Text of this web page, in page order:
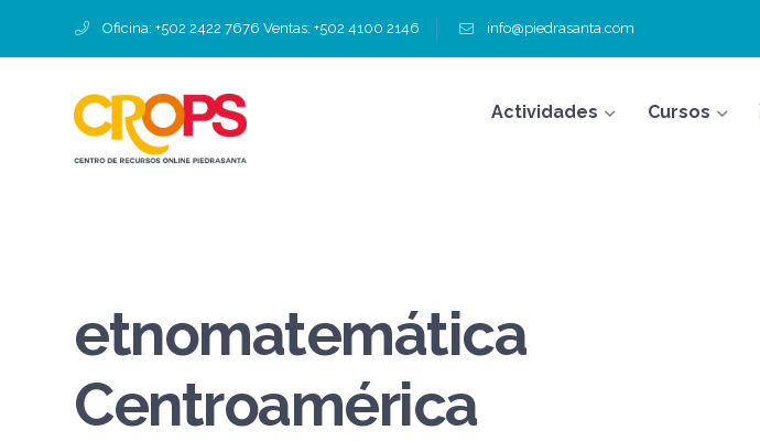
Oficina: +502 2422 7676 Ventas: +502 4100 2146 info@piedrasanta.com
Actividades Cursos
etnomatemática
Centroamérica